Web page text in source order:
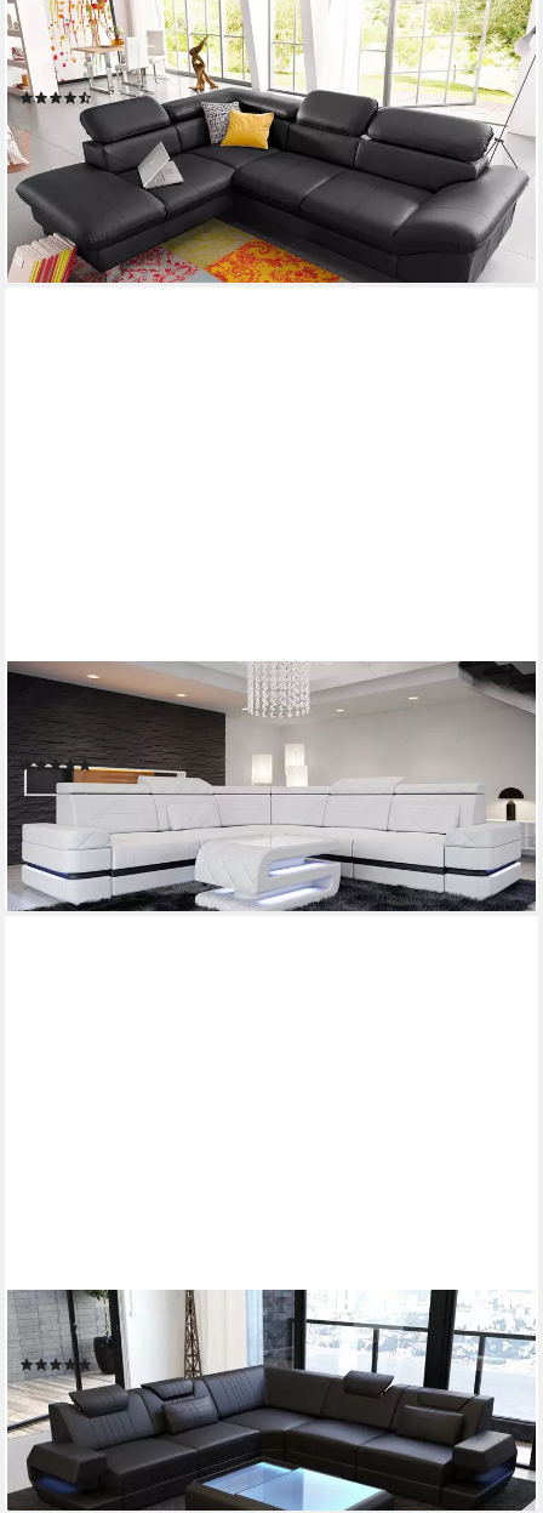
COTTA
Ecksofa Driver L-Form, B: 265 cm, Kopfteilverstellung, optional
Schlaffunktion & Bettkasten
(90)
ab 1.699,99 € UVP2.815,00 €
-40%
lieferbar in 5 Wochen
+4
SOFA DREAMS
Ecksofa Ledersofa Positano L Form Mini, Designersofa, Sofa mit
Beleuchtung
(1)
ab 5.349,00 € UVP 8.399,00 €
-36%
lieferbar in 8 Wochen
+1
SOFA DREAMS
Ecksofa Ragusa L Form Leder, Couch, mit LED, Designersofa
(1)
ab 3.199,00 € UVP5.049,00 €
-37%
lieferbar in 8 Wochen